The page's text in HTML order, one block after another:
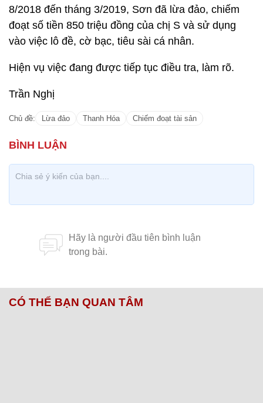
8/2018 đến tháng 3/2019, Sơn đã lừa đảo, chiếm
đoạt số tiền 850 triệu đồng của chị S và sử dụng
vào việc lô đề, cờ bạc, tiêu sài cá nhân.
Hiện vụ việc đang được tiếp tục điều tra, làm rõ.
Trần Nghị
Chủ đề: Lừa đảo Thanh Hóa Chiếm đoạt tài sản
CÓ THỂ BẠN QUAN TÂM